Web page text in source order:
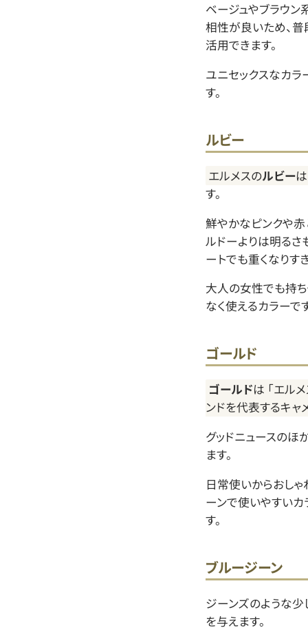
ベージュやブラウン
相性が良いため、
活用できます。
ユニセックスなカ
す。
ルビー
エルメスのルビー
す。
鮮やかなピンクや
ルドーよりは明るさ
ートでも重くなりす
大人の女性でも持ち
なく使えるカラーで
ゴールド
ゴールドは 「エル
ンドを代表するキャ
グッドニュースのほ
ます。
日常使いからおし
ーンで使いやすい
す。
ブルージーン
ジーンズのような少
を与えます。